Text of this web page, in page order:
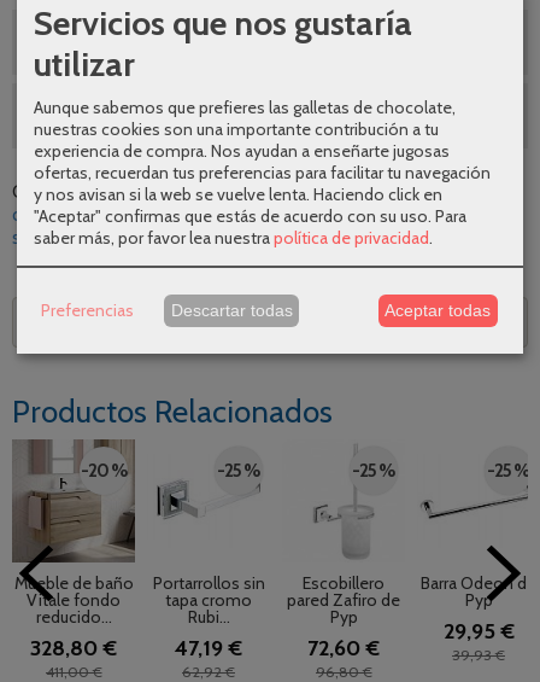
Envíos gratuitos
SEGUNDAS REBAJAS AGOSTO
Categoría:Accesorios de baño |Tags: bano diseno calidad
comodidad toallero moderno barra esencial mundo-mesa
sonia|Comentarios
Descripción
Productos Relacionados
-20 %
Mueble de baño
Vitale fondo
reducido...
328,80 €
411,00 €
-25 %
Portarrollos sin
tapa cromo
Rubi...
47,19 €
62,92 €
-25 %
Escobillero
pared Zafiro de
Pyp
72,60 €
96,80 €
-25 %
Barra Odeon de
Pyp
29,95 €
39,93 €
Servicios que nos gustaría
utilizar
Aunque sabemos que prefieres las galletas de chocolate,
nuestras cookies son una importante contribución a tu
experiencia de compra. Nos ayudan a enseñarte jugosas
ofertas, recuerdan tus preferencias para facilitar tu navegación
y nos avisan si la web se vuelve lenta. Haciendo click en
"Aceptar" confirmas que estás de acuerdo con su uso. Para
saber más, por favor lea nuestrapolítica de privacidad
Preferencias Descartar todas Aceptar todas